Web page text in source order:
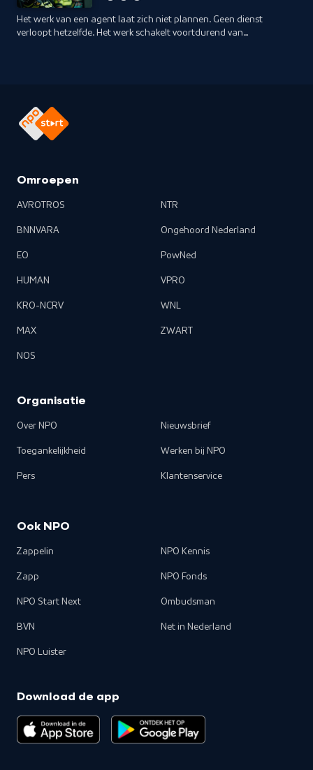
Het werk van een agent laat zich niet plannen. Geen dienst
verloopt hetzelfde. Het werk schakelt voortdurend van
Omroepen
AVROTROS
BNNVARA
EO
HUMAN
KRO-NCRV
MAX
NOS
NTR
Ongehoord Nederland
PowNed
VPRO
WNL
ZWART
Organisatie
Over NPO
Toegankelijkheid
Pers
Nieuwsbrief
Werken bij NPO
Klantenservice
Ook NPO
Zappelin
Zapp
NPO Start Next
BVN
NPO Luister
NPO Kennis
NPO Fonds
Ombudsman
Net in Nederland
Download de app